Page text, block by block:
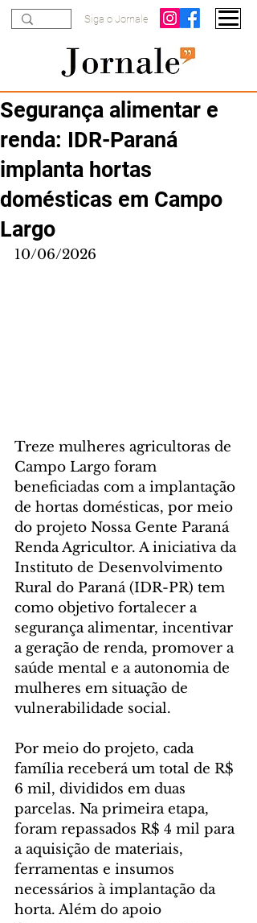
Siga o Jornale
Segurança alimentar e
renda: IDR-Paraná
implanta hortas
domésticas em Campo
Largo
10/06/2026
Treze mulheres agricultoras de
Campo Largo foram
beneficiadas com a implantação
de hortas domésticas, por meio
do projeto Nossa Gente Paraná
Renda Agricultor. A iniciativa da
Instituto de Desenvolvimento
Rural do Paraná (IDR-PR) tem
como objetivo fortalecer a
segurança alimentar, incentivar
a geração de renda, promover a
saúde mental e a autonomia de
mulheres em situação de
vulnerabilidade social.
Por meio do projeto, cada
família receberá um total de R$
6 mil, divididos em duas
parcelas. Na primeira etapa,
foram repassados R$ 4 mil para
a aquisição de materiais,
ferramentas e insumos
necessários à implantação da
horta. Além do apoio